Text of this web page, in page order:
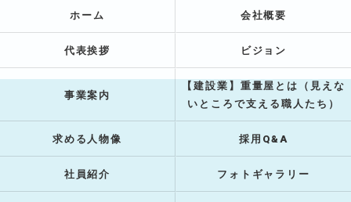
ホーム 会社概要
代表挨拶 ビジョン
事業案内
【建設業】重量屋とは（見えな
いところで支える職人たち）
求める人物像 採用Q&A
社員紹介 フォトギャラリー